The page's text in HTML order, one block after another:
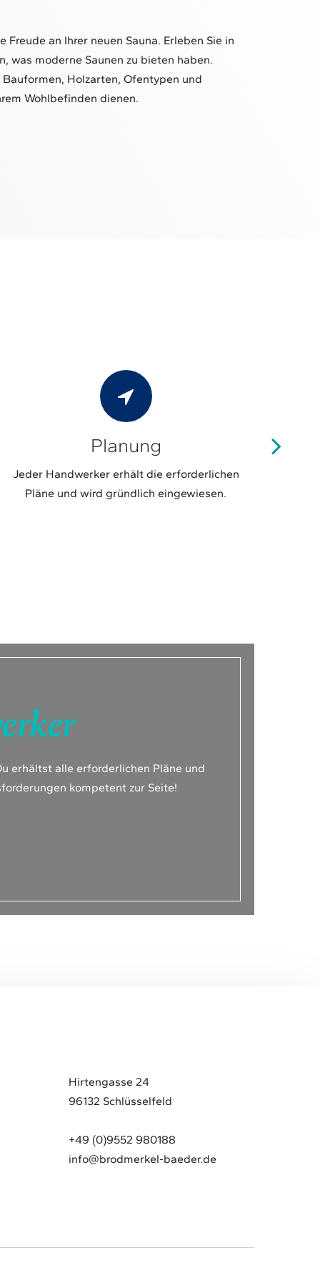
an Ihrer neuen Sauna. Erleben Sie in
was moderne Saunen zu bieten haben.
Holzarten, Ofentypen und
Wohlbefinden dienen.
Planung
Jeder Handwerker erhält die erforderlichen
Pläne und wird gründlich eingewiesen.
erhältst alle erforderlichen Pläne und
kompetent zur Seite!
Hirtengasse 24
96132 Schlüsselfeld
+49 (0)9552 980188
info@brodmerkel-baeder.de